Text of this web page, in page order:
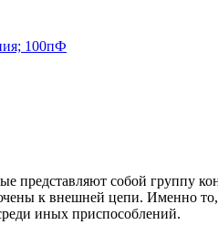
100пФ
представляют собой
к внешней цепи. Именно
иных приспособлений.